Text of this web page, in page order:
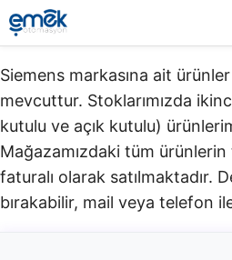
Siemens markasına ait ürünler
mevcuttur. Stoklarımızda
kutulu ve açık kutulu)
Mağazamızdaki tüm ürünlerin
faturalı olarak satılmaktadır.
bırakabilir, mail veya telefon